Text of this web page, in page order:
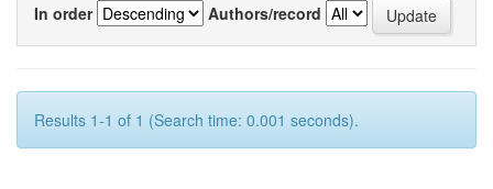
In order
Authors/record
Results 1-1 of 1 (Search time: 0.001 seconds).